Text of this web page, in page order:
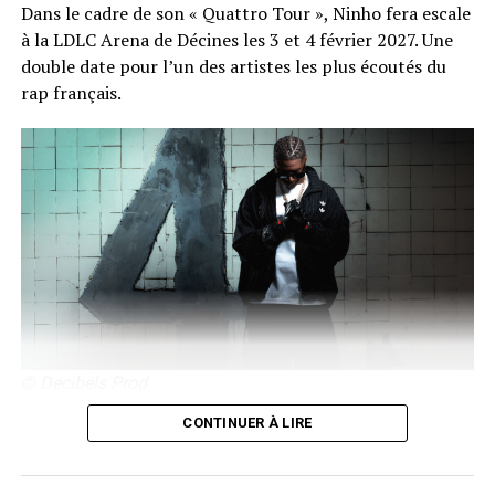
Dans le cadre de son « Quattro Tour », Ninho fera escale
à la LDLC Arena de Décines les 3 et 4 février 2027. Une
double date pour l’un des artistes les plus écoutés du
rap français.
Après avoir annoncé une tournée de 29 villes entre
janvier et mars 2027, le rappeur surnommé le « Jefe »
CONTINUER À LIRE